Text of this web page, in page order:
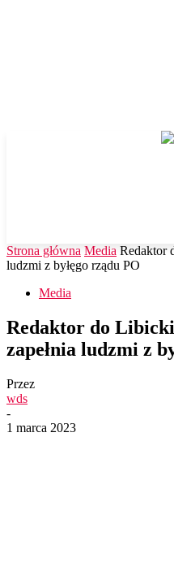
Strona główna Media Redaktor
ludzmi z byłęgo rządu PO
Media
Redaktor do
zapełnia ludzmi z
Przez
wds
-
1 marca 2023